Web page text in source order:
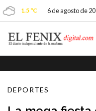
1.5 ºC 6 de agosto de
DEPORTES